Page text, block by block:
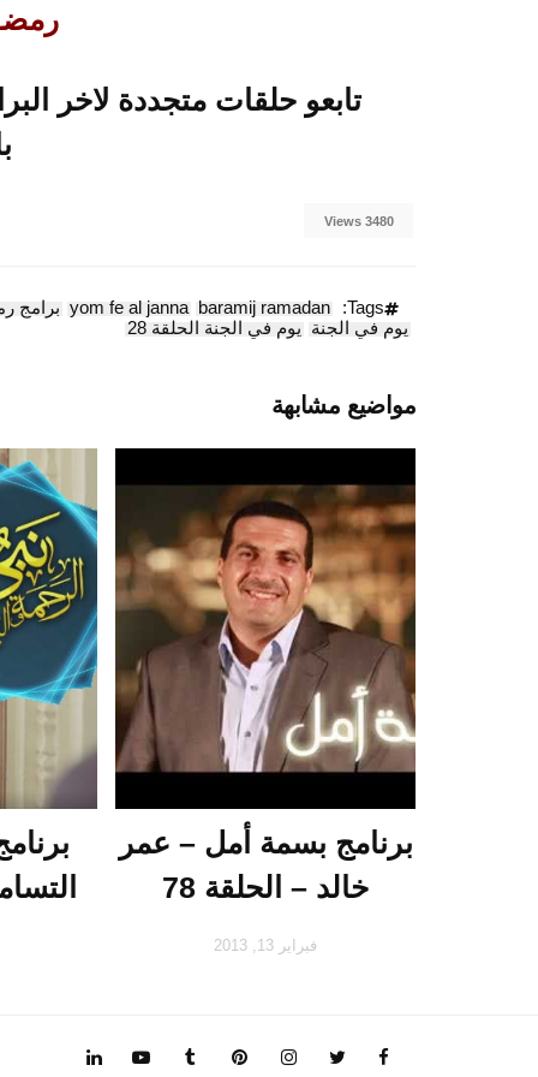
3480 Views
Tags:
baramij ramadan
yom fe al janna برامج
يوم في الجنة يوم في الجنة الحلقة 28
مواضيع مشابهة
برنامج بسمة أمل – عمر
خالد – الحلقة 78
فبراير 13, 2013